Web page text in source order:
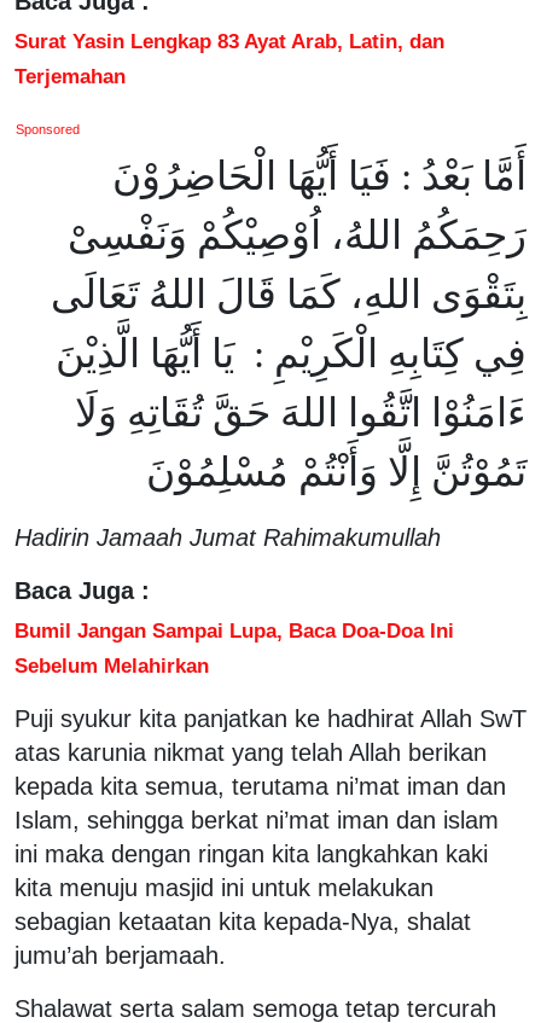
Surat Yasin Lengkap 83 Ayat Arab, Latin, dan
Terjemahan
Sponsored
أَمَّا بَعْدُ : فَيَا أَيُّهَا الْحَاضِرُوْنَ
رَحِمَكُمُ اللهُ، اُوْصِيْكُمْ وَنَفْسِىْ
بِتَقْوَى اللهِ، كَمَا قَالَ اللهُ تَعَالَى
فِي كِتَابِهِ الْكَرِيْمِ : يَا أَيُّهَا الَّذِيْنَ
ءَامَنُوْا اتَّقُوا اللهَ حَقَّ تُقَاتِهِ وَلَا
تَمُوْتُنَّ إِلَّا وَأَنْتُمْ مُسْلِمُوْنَ
Hadirin Jamaah Jumat Rahimakumullah
Baca Juga :
Bumil Jangan Sampai Lupa, Baca Doa-Doa Ini
Sebelum Melahirkan
Puji syukur kita panjatkan ke hadhirat Allah SwT
atas karunia nikmat yang telah Allah berikan
kepada kita semua, terutama ni’mat iman dan
Islam, sehingga berkat ni’mat iman dan islam
ini maka dengan ringan kita langkahkan kaki
kita menuju masjid ini untuk melakukan
sebagian ketaatan kita kepada-Nya, shalat
jumu’ah berjamaah.
Shalawat serta salam semoga tetap tercurah